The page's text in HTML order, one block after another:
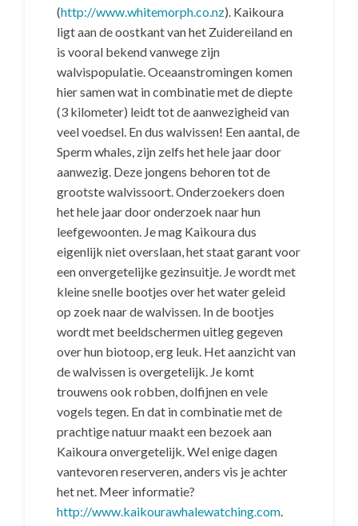
(http://www.whitemorph.co.nz). Kaikoura
ligt aan de oostkant van het Zuidereiland en
is vooral bekend vanwege zijn
walvispopulatie. Oceaanstromingen komen
hier samen wat in combinatie met de diepte
(3 kilometer) leidt tot de aanwezigheid van
veel voedsel. En dus walvissen! Een aantal, de
Sperm whales, zijn zelfs het hele jaar door
aanwezig. Deze jongens behoren tot de
grootste walvissoort. Onderzoekers doen
het hele jaar door onderzoek naar hun
leefgewoonten. Je mag Kaikoura dus
eigenlijk niet overslaan, het staat garant voor
een onvergetelijke gezinsuitje. Je wordt met
kleine snelle bootjes over het water geleid
op zoek naar de walvissen. In de bootjes
wordt met beeldschermen uitleg gegeven
over hun biotoop, erg leuk. Het aanzicht van
de walvissen is overgetelijk. Je komt
trouwens ook robben, dolfijnen en vele
vogels tegen. En dat in combinatie met de
prachtige natuur maakt een bezoek aan
Kaikoura onvergetelijk. Wel enige dagen
vantevoren reserveren, anders vis je achter
het net. Meer informatie?
http://www.kaikourawhalewatching.com